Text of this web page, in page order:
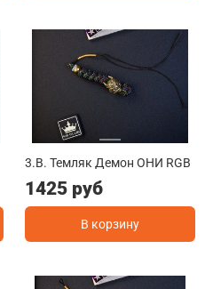
3.B. Темляк Демон ОНИ RGB
1425 руб
В корзину